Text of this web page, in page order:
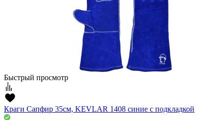
Быстрый просмотр
Краги Сапфир 35см, KEVLAR 1408 синие с подкладкой